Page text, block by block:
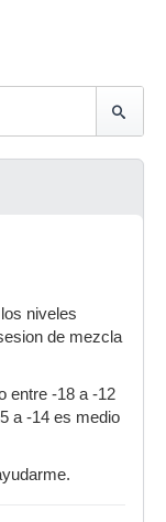
niveles
de mezcla
entre -18 a -12
a -14 es medio